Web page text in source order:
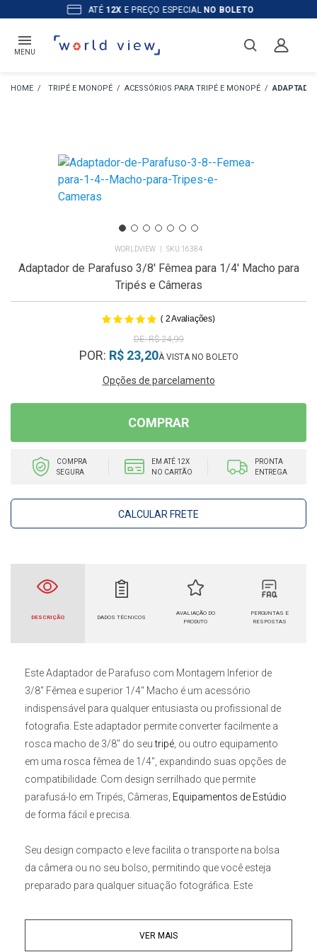
ATÉ12XE PREÇO ESPECIAL NO BOLETO
MENU
TRIPÉ E MONOPÉ ACESSÓRIOS PARA TRIPÉ E MONOPÉ
WORLDVIEW 16384
Adaptador de Parafuso 3/8' Fêmea para 1/4' Macho para
Tripés e Câmeras
( 2Avaliações)
R$ 24,99
POR: R$ 23,20
Opções de parcelamento
COMPRAR
COMPRA
SEGURA
EM ATÉ 12X
NO CARTÃO
PRONTA
ENTREGA
CALCULAR FRETE
DESCRIÇÃO DADOS TÉCNICOS
AVALIAÇÃO DO
PRODUTO
PERGUNTAS E
RESPOSTAS
EsteAdaptador de Parafuso com Montagem Inferior de
3/8" Fêmea e superior 1/4" Macho é um acessório
indispensável para qualquer entusiasta ou profissional de
fotografia. Este adaptador permite converter facilmente a
rosca macho de 3/8" do seutripé, ou outro equipamento
em uma rosca fêmea de 1/4", expandindo suas opções de
compatibilidade. Com design serrilhado que permite
parafusá-lo em Tripés, Câmeras, Equipamentos de Estúdio
de forma fácil e precisa.
Seu design compacto e leve facilita o transporte na bolsa
da câmera ou no seu bolso, permitindo que você esteja
preparado para qualquer situação fotográfica. Este
usinado com precisão é à prova de ferrugem e resistente à
VER MAIS